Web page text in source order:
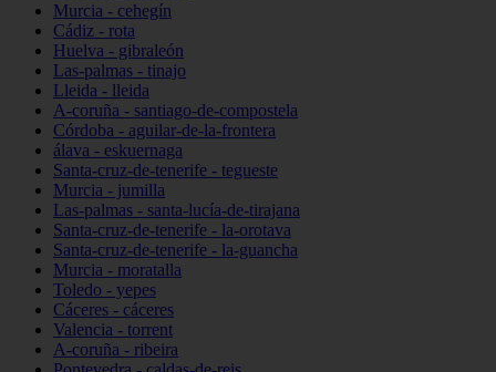
Murcia - cehegín
Cádiz - rota
Huelva - gibraleón
Las-palmas - tinajo
Lleida - lleida
A-coruña - santiago-de-compostela
Córdoba - aguilar-de-la-frontera
álava - eskuernaga
Santa-cruz-de-tenerife - tegueste
Murcia - jumilla
Las-palmas - santa-lucía-de-tirajana
Santa-cruz-de-tenerife - la-orotava
Santa-cruz-de-tenerife - la-guancha
Murcia - moratalla
Toledo - yepes
Cáceres - cáceres
Valencia - torrent
A-coruña - ribeira